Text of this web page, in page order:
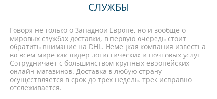
СЛУЖБЫ
Говоря не только о Западной Европе, но и вообще о
мировых службах доставки, в первую очередь стоит
обратить внимание на DHL. Немецкая компания известна
во всем мире как лидер логистических и почтовых услуг.
Сотрудничает с большинством крупных европейских
онлайн-магазинов. Доставка в любую страну
осуществляется в срок до трех недель, трек исправно
отслеживается.